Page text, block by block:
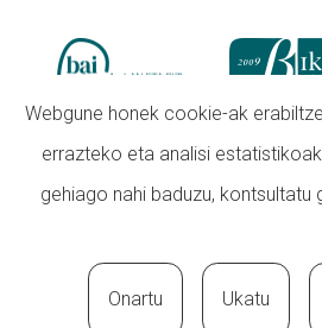
Webgune honek cookie-ak
errazteko eta analisi
gehiago nahi baduzu, kontsultatu
Onartu Ukatu